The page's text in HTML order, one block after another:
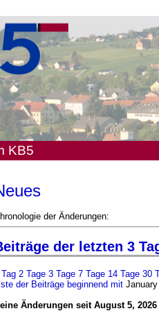
KB5
der Änderungen:
der letzten 3
2 Tage 3 Tage 7 Tage 14 Tage 30
der Beiträge beginnend mitJanuary
Änderungen seit August 5, 2026